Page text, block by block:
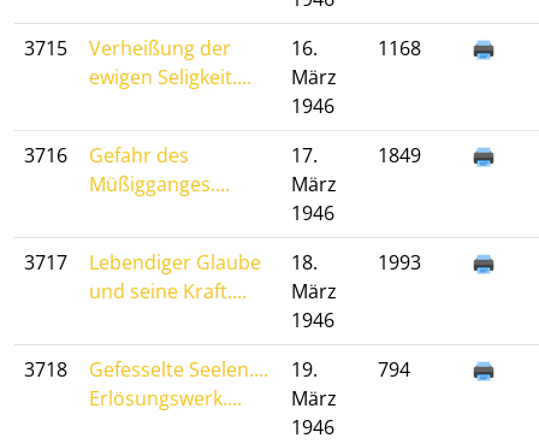
3715
Verheißung der
ewigen Seligkeit....
16.
März
1946
1168
3716
Gefahr des
Müßigganges....
17.
März
1946
1849
3717
Lebendiger Glaube
und seine Kraft....
18.
März
1946
1993
3718
Gefesselte Seelen....
Erlösungswerk....
19.
März
1946
794